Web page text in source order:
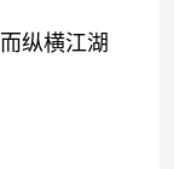
纵横江湖